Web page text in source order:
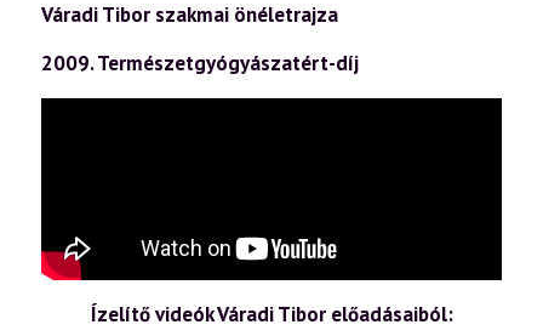
Váradi Tibor szakmai önéletrajza
2009. Természetgyógyászatért-díj
Ízelítő videók Váradi Tibor előadásaiból: